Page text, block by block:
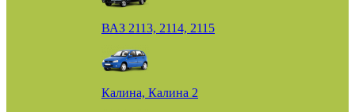
ВАЗ 2113, 2114, 2115
Калина, Калина 2